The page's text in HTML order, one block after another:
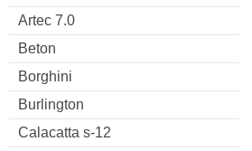
Artec 7.0
Beton
Borghini
Burlington
Calacatta s-12